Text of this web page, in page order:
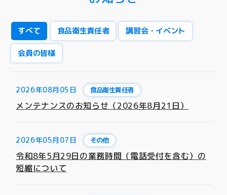
すべて 食品衛生責任者 講習会・イベント
会員の皆様
2026年08月05日 食品衛生責任者
メンテナンスのお知らせ（2026年8月21日）
2026年05月07日 その他
令和8年5月29日の業務時間（電話受付を含む）の
短縮について